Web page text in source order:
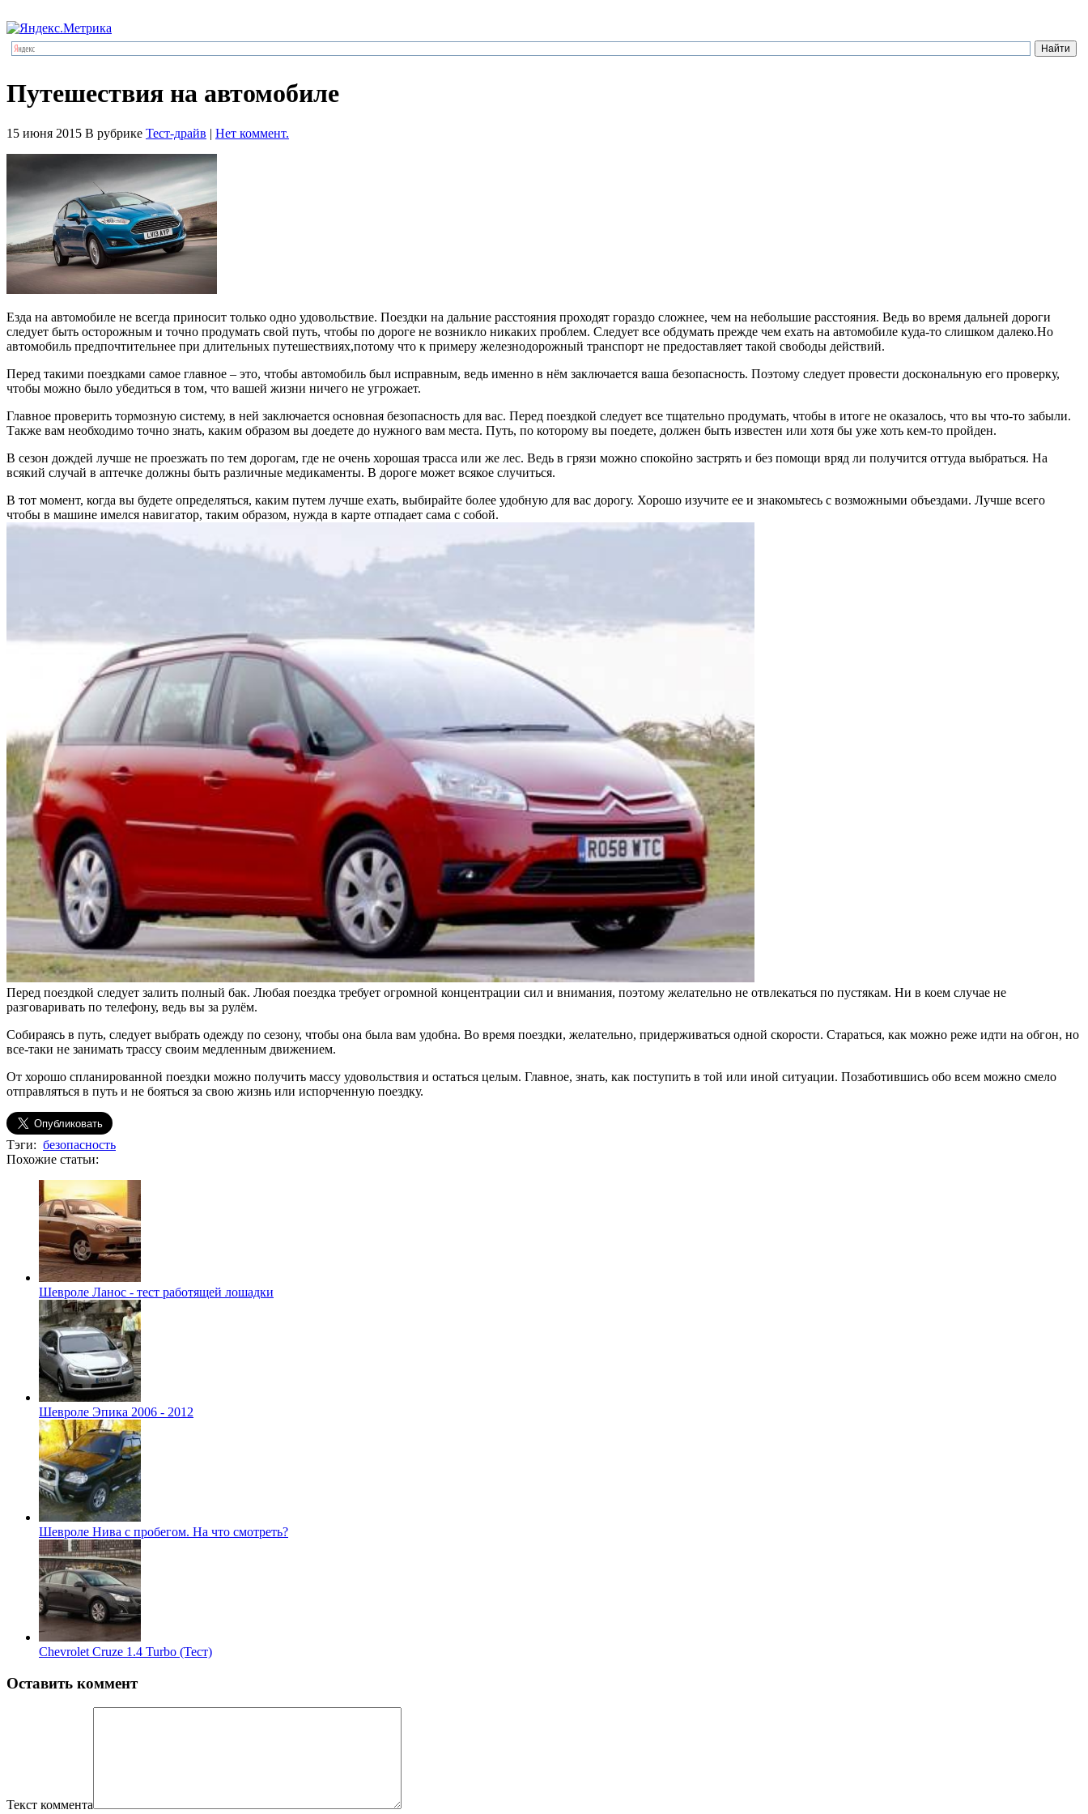
Путешествия на автомобиле
15 июня 2015 В рубрике Тест-драйв | Нет коммент.
Езда на автомобиле не всегда приносит только одно удовольствие. Поездки на дальние расстояния проходят гораздо сложнее, чем на небольшие расстояния. Ведь во время дальней дороги
следует быть осторожным и точно продумать свой путь, чтобы по дороге не возникло никаких проблем. Следует все обдумать прежде чем ехать на автомобиле куда-то слишком далеко.Но
автомобиль предпочтительнее при длительных путешествиях,потому что к примеру железнодорожный транспорт не предоставляет такой свободы действий.
Перед такими поездками самое главное – это, чтобы автомобиль был исправным, ведь именно в нём заключается ваша безопасность. Поэтому следует провести доскональную его проверку,
чтобы можно было убедиться в том, что вашей жизни ничего не угрожает.
Главное проверить тормозную систему, в ней заключается основная безопасность для вас. Перед поездкой следует все тщательно продумать, чтобы в итоге не оказалось, что вы что-то забыли.
Также вам необходимо точно знать, каким образом вы доедете до нужного вам места. Путь, по которому вы поедете, должен быть известен или хотя бы уже хоть кем-то пройден.
В сезон дождей лучше не проезжать по тем дорогам, где не очень хорошая трасса или же лес. Ведь в грязи можно спокойно застрять и без помощи вряд ли получится оттуда выбраться. На
всякий случай в аптечке должны быть различные медикаменты. В дороге может всякое случиться.
В тот момент, когда вы будете определяться, каким путем лучше ехать, выбирайте более удобную для вас дорогу. Хорошо изучите ее и знакомьтесь с возможными объездами. Лучше всего
чтобы в машине имелся навигатор, таким образом, нужда в карте отпадает сама с собой.
Перед поездкой следует залить полный бак. Любая поездка требует огромной концентрации сил и внимания, поэтому желательно не отвлекаться по пустякам. Ни в коем случае не
разговаривать по телефону, ведь вы за рулём.
Собираясь в путь, следует выбрать одежду по сезону, чтобы она была вам удобна. Во время поездки, желательно, придерживаться одной скорости. Стараться, как можно реже идти на обгон, но
все-таки не занимать трассу своим медленным движением.
От хорошо спланированной поездки можно получить массу удовольствия и остаться целым. Главное, знать, как поступить в той или иной ситуации. Позаботившись обо всем можно смело
отправляться в путь и не бояться за свою жизнь или испорченную поездку.
Тэги: безопасность
Похожие статьи:
Шевроле Ланос - тест работящей лошадки
Шевроле Эпика 2006 - 2012
Шевроле Нива с пробегом. На что смотреть?
Chevrolet Cruze 1.4 Turbo (Тест)
Оставить коммент
Текст коммента